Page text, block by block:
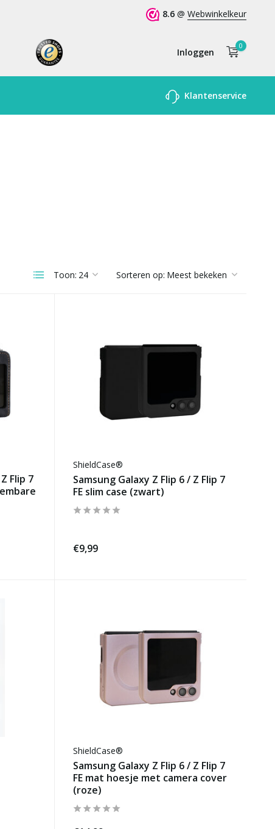
8.6 @ Webwinkelkeur
Inloggen
Account
0
Klantenservice
Toon: Sorteren op:
Flip 7
ShieldCase®
Samsung Galaxy Z Flip 6 / Z Flip 7
FE slim case (zwart)
€9,99
ShieldCase®
Samsung Galaxy Z Flip 6 / Z Flip 7
FE mat hoesje met camera cover
(roze)